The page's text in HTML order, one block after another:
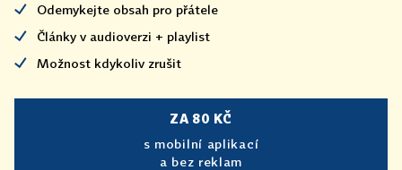
Odemykejte obsah pro přátele
Články v audioverzi + playlist
Možnost kdykoliv zrušit
ZA 80 KČ
s mobilní aplikací
a bez reklam